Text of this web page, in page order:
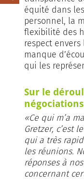
équité dans
personnel, la
flexibilité des
respect
manque
qui les
Sur le
négociations
«Ce qui m’a
Gretzer, c’est
qui a très
les réunions.
réponses à
concernant